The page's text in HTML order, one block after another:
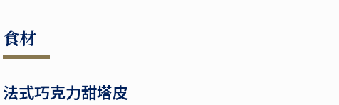
食材
法式巧克力甜塔皮